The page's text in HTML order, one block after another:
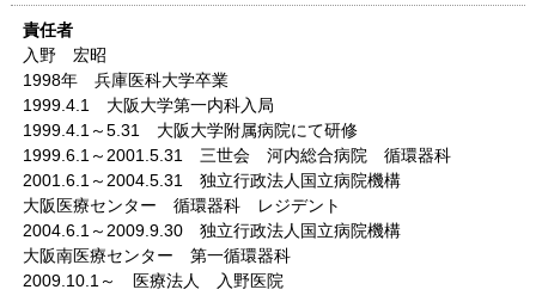
責任者
入野 宏昭
1998年 兵庫医科大学卒業
1999.4.1 大阪大学第一内科入局
1999.4.1～5.31 大阪大学附属病院にて研修
1999.6.1～2001.5.31 三世会 河内総合病院 循環器科
2001.6.1～2004.5.31 独立行政法人国立病院機構
大阪医療センター 循環器科 レジデント
2004.6.1～2009.9.30 独立行政法人国立病院機構
大阪南医療センター 第一循環器科
2009.10.1～ 医療法人 入野医院